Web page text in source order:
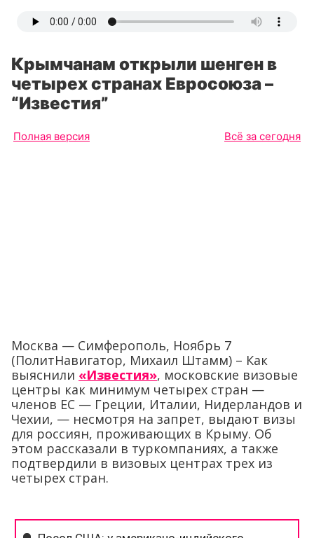
Крымчанам открыли шенген в
четырех странах Евросоюза –
“Известия”
Полная версия Всё за сегодня
Москва — Симферополь, Ноябрь 7
(ПолитНавигатор, Михаил Штамм) – Как
выяснили «Известия», московские визовые
центры как минимум четырех стран —
членов ЕС — Греции, Италии, Нидерландов и
Чехии, — несмотря на запрет, выдают визы
для россиян, проживающих в Крыму. Об
этом рассказали в туркомпаниях, а также
подтвердили в визовых центрах трех из
четырех стран.